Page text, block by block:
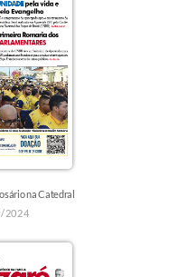
na Catedral
2024